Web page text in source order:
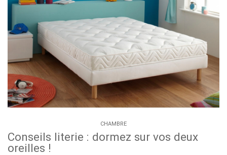
CHAMBRE
Conseils literie : dormez sur vos deux
oreilles !